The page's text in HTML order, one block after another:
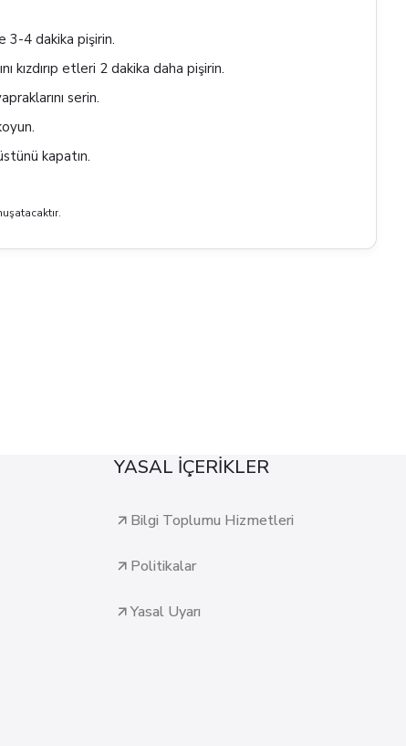
3-4 dakika pişirin.
kızdırıp etleri 2 dakika daha pişirin.
serin.
kapatın.
YASAL İÇERİKLER
Bilgi Toplumu Hizmetleri
Politikalar
Yasal Uyarı